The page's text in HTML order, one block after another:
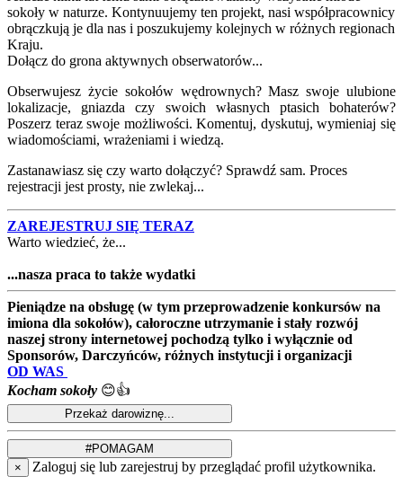
sokoły w naturze. Kontynuujemy ten projekt, nasi współpracownicy
obrączkują je dla nas i poszukujemy kolejnych w różnych regionach
Kraju.
Dołącz do grona aktywnych obserwatorów...
Obserwujesz życie sokołów wędrownych? Masz swoje ulubione
lokalizacje, gniazda czy swoich własnych ptasich bohaterów?
Poszerz teraz swoje możliwości. Komentuj, dyskutuj, wymieniaj się
wiadomościami, wrażeniami i wiedzą.
Zastanawiasz się czy warto dołączyć? Sprawdź sam. Proces
rejestracji jest prosty, nie zwlekaj...
ZAREJESTRUJ SIĘ TERAZ
Warto wiedzieć, że...
...nasza praca to także wydatki
Pieniądze na obsługę (w tym przeprowadzenie konkursów na
imiona dla sokołów), całoroczne utrzymanie i stały rozwój
naszej strony internetowej pochodzą tylko i wyłącznie od
Sponsorów, Darczyńców, różnych instytucji i organizacji
OD WAS
Kocham sokoły 😊👍
× Zaloguj się lub zarejestruj by przeglądać profil użytkownika.